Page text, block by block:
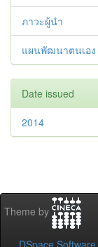
ภาวะผู้นำ
แผนพัฒนาตนเอง
Date issued
2014
Theme by
DSpace Software